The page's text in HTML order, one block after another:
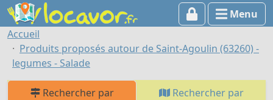
Menu
Accueil
Produits proposés autour de Saint-Agoulin (63260) -
legumes - Salade
Rechercher par
Rechercher par